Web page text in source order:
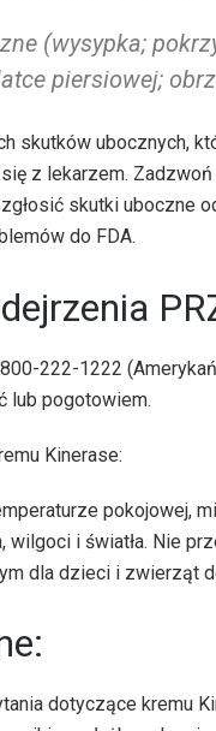
(wysypka;
piersiowej;
skutków ubocznych,
z lekarzem.
skutki uboczne
do FDA.
222-1222
lub pogotowiem.
Kinerase:
pokojowej,
wilgoci i światła. Nie
dla dzieci i zwierząt
dotyczące kremu